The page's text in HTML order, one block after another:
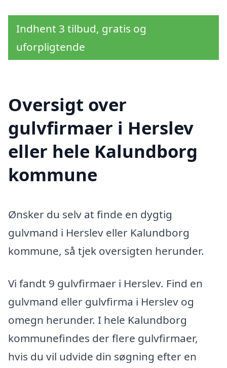
Indhent 3 tilbud, gratis og
uforpligtende
Oversigt over
gulvfirmaer i Herslev
eller hele Kalundborg
kommune
Ønsker du selv at finde en dygtig
gulvmand i Herslev eller Kalundborg
kommune, så tjek oversigten herunder.
Vi fandt 9 gulvfirmaer i Herslev. Find en
gulvmand eller gulvfirma i Herslev og
omegn herunder. I hele Kalundborg
kommunefindes der flere gulvfirmaer,
hvis du vil udvide din søgning efter en